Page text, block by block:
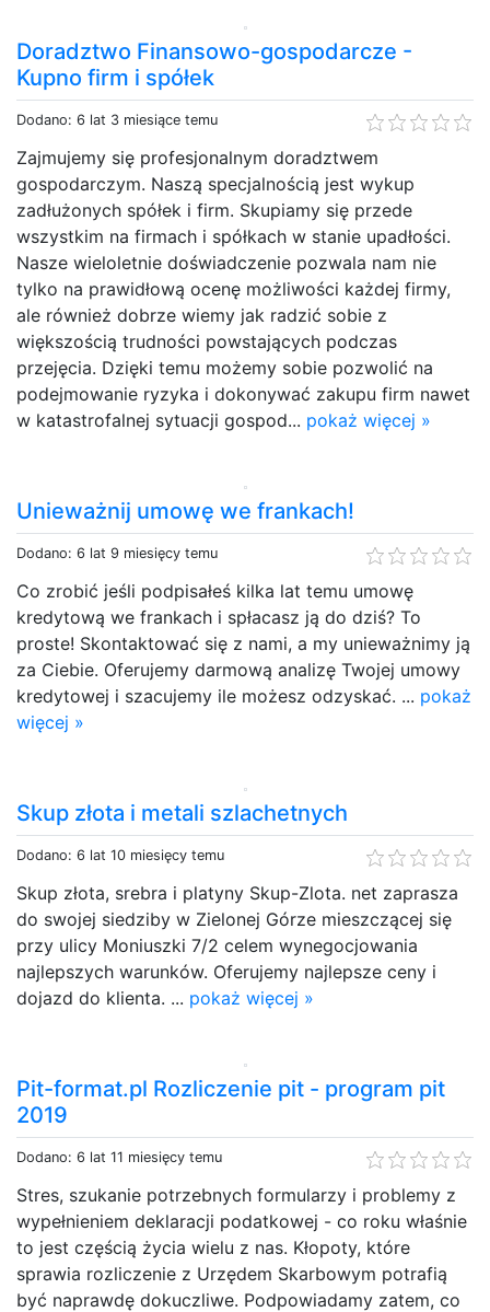
Doradztwo Finansowo-gospodarcze -
Kupno firm i spółek
Dodano: 6 lat 3 miesiące temu
Zajmujemy się profesjonalnym doradztwem
gospodarczym. Naszą specjalnością jest wykup
zadłużonych spółek i firm. Skupiamy się przede
wszystkim na firmach i spółkach w stanie upadłości.
Nasze wieloletnie doświadczenie pozwala nam nie
tylko na prawidłową ocenę możliwości każdej firmy,
ale również dobrze wiemy jak radzić sobie z
większością trudności powstających podczas
przejęcia. Dzięki temu możemy sobie pozwolić na
podejmowanie ryzyka i dokonywać zakupu firm nawet
w katastrofalnej sytuacji gospod... pokaż więcej »
Unieważnij umowę we frankach!
Dodano: 6 lat 9 miesięcy temu
Co zrobić jeśli podpisałeś kilka lat temu umowę
kredytową we frankach i spłacasz ją do dziś? To
proste! Skontaktować się z nami, a my unieważnimy ją
za Ciebie. Oferujemy darmową analizę Twojej umowy
kredytowej i szacujemy ile możesz odzyskać. ... pokaż
więcej »
Skup złota i metali szlachetnych
Dodano: 6 lat 10 miesięcy temu
Skup złota, srebra i platyny Skup-Zlota. net zaprasza
do swojej siedziby w Zielonej Górze mieszczącej się
przy ulicy Moniuszki 7/2 celem wynegocjowania
najlepszych warunków. Oferujemy najlepsze ceny i
dojazd do klienta. ... pokaż więcej »
Pit-format.pl Rozliczenie pit - program pit
2019
Dodano: 6 lat 11 miesięcy temu
Stres, szukanie potrzebnych formularzy i problemy z
wypełnieniem deklaracji podatkowej - co roku właśnie
to jest częścią życia wielu z nas. Kłopoty, które
sprawia rozliczenie z Urzędem Skarbowym potrafią
być naprawdę dokuczliwe. Podpowiadamy zatem, co